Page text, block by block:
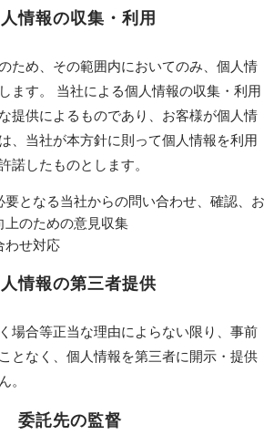
情報の収集・利用
ため、その範囲内においてのみ、個人情
ます。 当社による個人情報の収集・利用
提供によるものであり、お客様が個人情
、当社が本方針に則って個人情報を利用
諾したものとします。
要となる当社からの問い合わせ、確認、お
上のための意見収集
わせ対応
情報の第三者提供
場合等正当な理由によらない限り、事前
となく、個人情報を第三者に開示・提供
。
委託先の監督